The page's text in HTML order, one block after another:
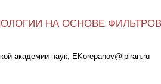
НА ОСНОВЕ ФИЛЬТРОВ
академии наук, EKorepanov@ipiran.ru